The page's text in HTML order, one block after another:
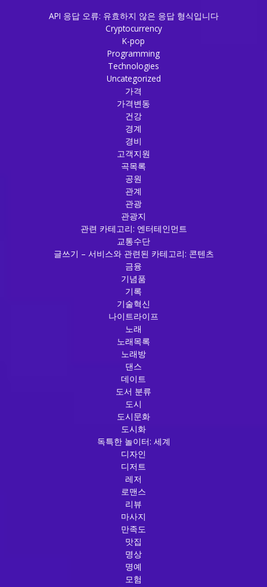
API 응답 오류: 유효하지 않은 응답 형식입니다
Cryptocurrency
K-pop
Programming
Technologies
Uncategorized
가격
가격변동
건강
경계
경비
고객지원
곡목록
공원
관계
관광
관광지
관련 카테고리: 엔터테인먼트
교통수단
글쓰기 – 서비스와 관련된 카테고리: 콘텐츠
금융
기념품
기록
기술혁신
나이트라이프
노래
노래목록
노래방
댄스
데이트
도서 분류
도시
도시문화
도시화
독특한 놀이터: 세계
디자인
디저트
레저
로맨스
리뷰
마사지
만족도
맛집
명상
명예
모험